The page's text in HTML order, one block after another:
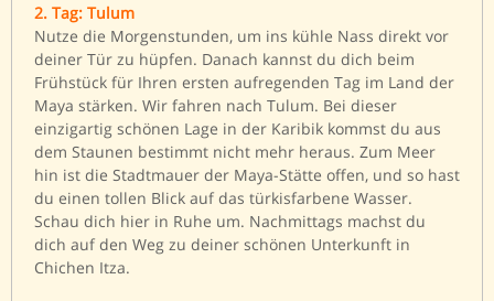
2. Tag: Tulum
Nutze die Morgenstunden, um ins kühle Nass direkt vor
deiner Tür zu hüpfen. Danach kannst du dich beim
Frühstück für Ihren ersten aufregenden Tag im Land der
Maya stärken. Wir fahren nach Tulum. Bei dieser
einzigartig schönen Lage in der Karibik kommst du aus
dem Staunen bestimmt nicht mehr heraus. Zum Meer
hin ist die Stadtmauer der Maya-Stätte offen, und so hast
du einen tollen Blick auf das türkisfarbene Wasser.
Schau dich hier in Ruhe um. Nachmittags machst du
dich auf den Weg zu deiner schönen Unterkunft in
Chichen Itza.